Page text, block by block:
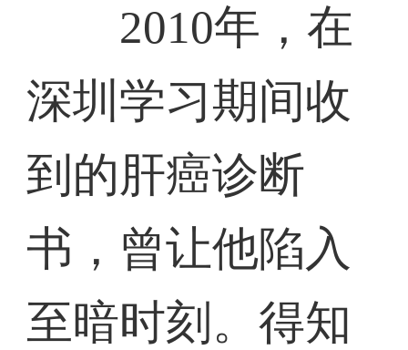
2010年，在
深圳学习期间收
到的肝癌诊断
书，曾让他陷入
至暗时刻。得知